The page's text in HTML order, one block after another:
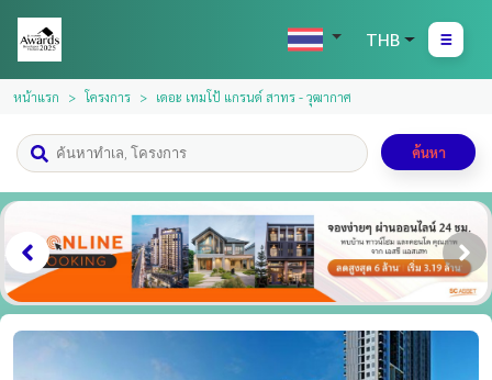
THB
หน้าแรก โครงการ เดอะ เทมโป้ แกรนด์ สาทร - วุฒากาศ
ค้นหา